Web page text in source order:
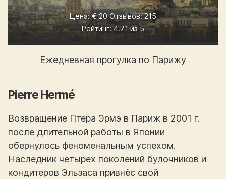
Цена: € 20 Отзывов: 215
Рейтинг: 4.71 из 5
Ежедневная прогулка по Парижу
Pierre Hermé
Возвращение Птера Эрмэ в Париж в 2001 г.
после длительной работы в Японии
обернулось феноменальным успехом.
Наследник четырех поколений булочников и
кондитеров Эльзаса привнёс свой